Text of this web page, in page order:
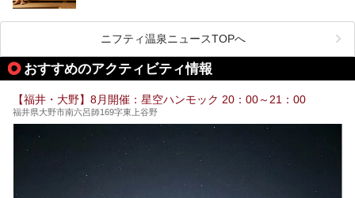
チームサウナ、塩サウナなどが存在し、施設によって様々な
こだわりを持つ施設も増えています。
ススメ温泉・銭湯・スパを10件まとめてご紹介します。
ニフティ温泉ニュースTOPへ
おすすめのアクティビティ情報
【福井・大野】8月開催：星空ハンモック 20：00～21：00
福井県大野市南六呂師169字東上谷野